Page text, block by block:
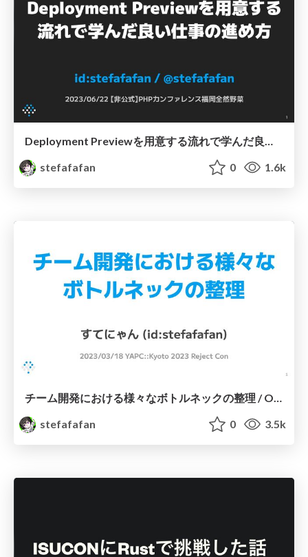
Deployment Previewを用意する流れで学んだ良い仕事の進め方
stefafafan
0 1.6k
stefafafan
0 3.5k